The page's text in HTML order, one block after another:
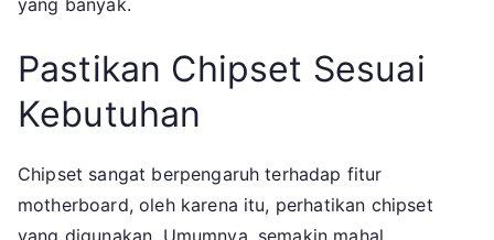
yang banyak.
Pastikan Chipset Sesuai
Kebutuhan
Chipset sangat berpengaruh terhadap fitur
motherboard, oleh karena itu, perhatikan chipset